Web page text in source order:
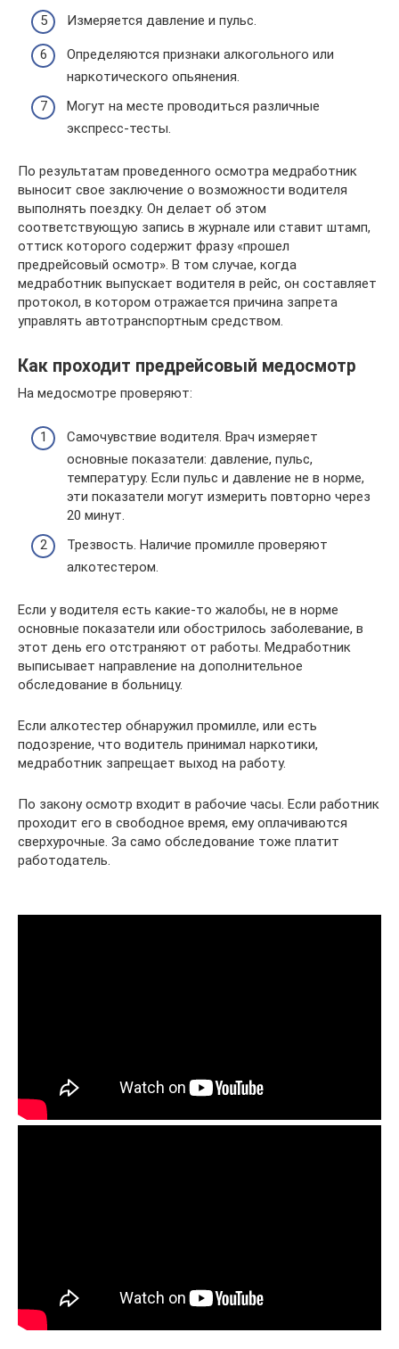
Измеряется давление и пульс.
Определяются признаки алкогольного или
наркотического опьянения.
Могут на месте проводиться различные
экспресс-тесты.
По результатам проведенного осмотра медработник
выносит свое заключение о возможности водителя
выполнять поездку. Он делает об этом
соответствующую запись в журнале или ставит штамп,
оттиск которого содержит фразу «прошел
предрейсовый осмотр». В том случае, когда
медработник выпускает водителя в рейс, он составляет
протокол, в котором отражается причина запрета
управлять автотранспортным средством.
Как проходит предрейсовый медосмотр
На медосмотре проверяют:
Самочувствие водителя. Врач измеряет
основные показатели: давление, пульс,
температуру. Если пульс и давление не в норме,
эти показатели могут измерить повторно через
20 минут.
Трезвость. Наличие промилле проверяют
алкотестером.
Если у водителя есть какие-то жалобы, не в норме
основные показатели или обострилось заболевание, в
этот день его отстраняют от работы. Медработник
выписывает направление на дополнительное
обследование в больницу.
Если алкотестер обнаружил промилле, или есть
подозрение, что водитель принимал наркотики,
медработник запрещает выход на работу.
По закону осмотр входит в рабочие часы. Если работник
проходит его в свободное время, ему оплачиваются
сверхурочные. За само обследование тоже платит
работодатель.